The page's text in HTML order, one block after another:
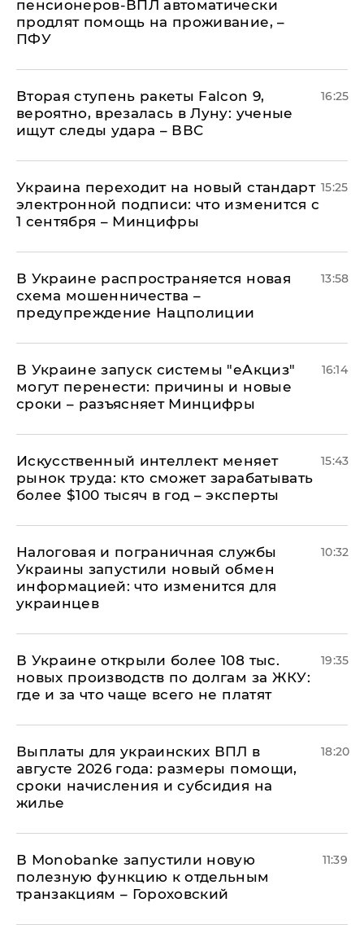
пенсионеров-ВПЛ автоматически
продлят помощь на проживание, –
ПФУ
Вторая ступень ракеты Falcon 9,
вероятно, врезалась в Луну: ученые
ищут следы удара – ВВС
16:25
Украина переходит на новый стандарт
электронной подписи: что изменится с
1 сентября – Минцифры
15:25
В Украине распространяется новая
схема мошенничества –
предупреждение Нацполиции
13:58
В Украине запуск системы "еАкциз"
могут перенести: причины и новые
сроки – разъясняет Минцифры
16:14
Искусственный интеллект меняет
рынок труда: кто сможет зарабатывать
более $100 тысяч в год – эксперты
15:43
Налоговая и пограничная службы
Украины запустили новый обмен
информацией: что изменится для
украинцев
10:32
В Украине открыли более 108 тыс.
новых производств по долгам за ЖКУ:
где и за что чаще всего не платят
19:35
Выплаты для украинских ВПЛ в
августе 2026 года: размеры помощи,
сроки начисления и субсидия на
жилье
18:20
В Мonobankе запустили новую
полезную функцию к отдельным
транзакциям – Гороховский
11:39